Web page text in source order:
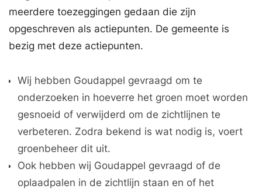
meerdere toezeggingen gedaan die zijn
opgeschreven als actiepunten. De gemeente is
bezig met deze actiepunten.
Wij hebben Goudappel gevraagd om te
onderzoeken in hoeverre het groen moet worden
gesnoeid of verwijderd om de zichtlijnen te
verbeteren. Zodra bekend is wat nodig is, voert
groenbeheer dit uit.
Ook hebben wij Goudappel gevraagd of de
oplaadpalen in de zichtlijn staan en of het